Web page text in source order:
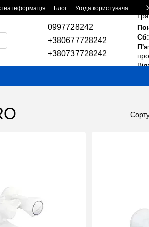
інформація Блог Угода користувача
0997728242
+380677728242
+380737728242
Сб: